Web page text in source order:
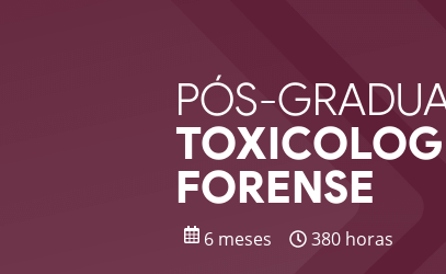
PÓS-
FORENSE
6 meses 380 horas